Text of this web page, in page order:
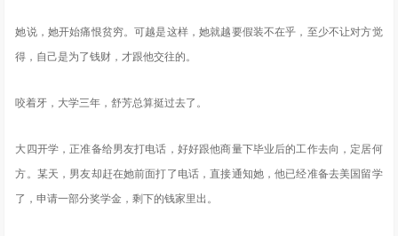
她说，她开始痛恨贫穷。可越是这样，她就越要假装不在乎，至少不让对方觉
得，自己是为了钱财，才跟他交往的。
咬着牙，大学三年，舒芳总算挺过去了。
大四开学，正准备给男友打电话，好好跟他商量下毕业后的工作去向，定居何
方。某天，男友却赶在她前面打了电话，直接通知她，他已经准备去美国留学
了，申请一部分奖学金，剩下的钱家里出。